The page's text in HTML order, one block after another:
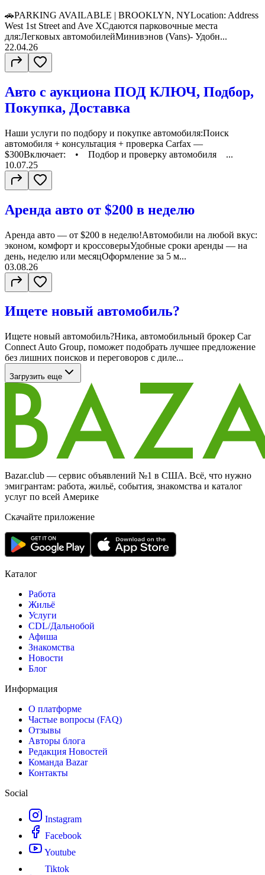
🚗PARKING AVAILABLE | BROOKLYN, NYLocation: Address
West 1st Street and Ave XСдаются парковочные места
для:Легковых автомобилейМинивэнов (Vans)- Удобн...
22.04.26
Авто с аукциона ПОД КЛЮЧ, Подбор,
Покупка, Доставка
Наши услуги по подбору и покупке автомобиля:Поиск
автомобиля + консультация + проверка Carfax —
$300Включает: • Подбор и проверку автомобиля ...
10.07.25
Аренда авто от $200 в неделю
Аренда авто — от $200 в неделю!Автомобили на любой вкус:
эконом, комфорт и кроссоверыУдобные сроки аренды — на
день, неделю или месяцОформление за 5 м...
03.08.26
Ищете новый автомобиль?
Ищете новый автомобиль?Ника, автомобильный брокер Car
Connect Auto Group, поможет подобрать лучшее предложение
без лишних поисков и переговоров с диле...
Загрузить еще
Bazar.club — сервис объявлений №1 в США. Всё, что нужно
эмигрантам: работа, жильё, события, знакомства и каталог
услуг по всей Америке
Скачайте приложение
Каталог
Работа
Жильё
Услуги
CDL/Дальнобой
Афиша
Знакомства
Новости
Блог
Информация
О платформе
Частые вопросы (FAQ)
Отзывы
Авторы блога
Редакция Новостей
Команда Bazar
Контакты
Social
Instagram
Facebook
Youtube
Tiktok